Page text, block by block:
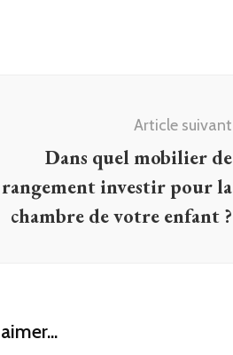
Article suivant
Dans quel mobilier de
rangement investir pour la
chambre de votre enfant ?